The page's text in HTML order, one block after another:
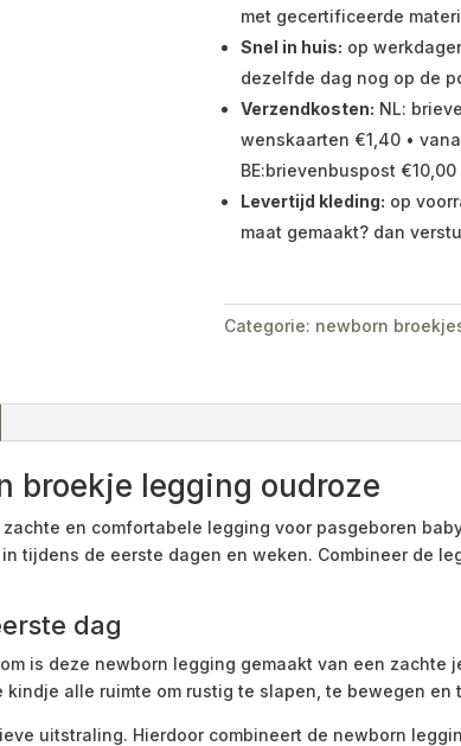
met gecertificeerde
Snel in huis: op
dezelfde dag nog op de
Verzendkosten: NL:
wenskaarten €1,40 •
BE:brievenbuspost
Levertijd kleding: op
maat gemaakt? dan
Categorie: newborn
broekje legging oudroze
en comfortabele legging voor pasgeboren
tijdens de eerste dagen en weken. Combineer de
dag
is deze newborn legging gemaakt van een zachte
alle ruimte om rustig te slapen, te bewegen en
uitstraling. Hierdoor combineert de newborn